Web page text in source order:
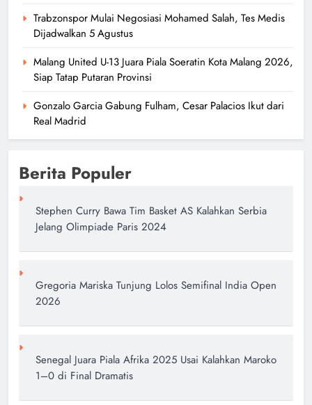
Trabzonspor Mulai Negosiasi Mohamed Salah, Tes Medis
Dijadwalkan 5 Agustus
Malang United U-13 Juara Piala Soeratin Kota Malang 2026,
Siap Tatap Putaran Provinsi
Gonzalo Garcia Gabung Fulham, Cesar Palacios Ikut dari
Real Madrid
Berita Populer
Stephen Curry Bawa Tim Basket AS Kalahkan Serbia
Jelang Olimpiade Paris 2024
Gregoria Mariska Tunjung Lolos Semifinal India Open
2026
Senegal Juara Piala Afrika 2025 Usai Kalahkan Maroko
1–0 di Final Dramatis